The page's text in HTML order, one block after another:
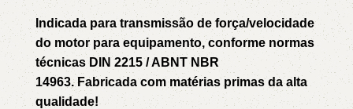
Indicada para transmissão de força/velocidade
do motor para equipamento, conforme normas
técnicas DIN 2215 / ABNT NBR
14963. Fabricada com matérias primas da alta
qualidade!